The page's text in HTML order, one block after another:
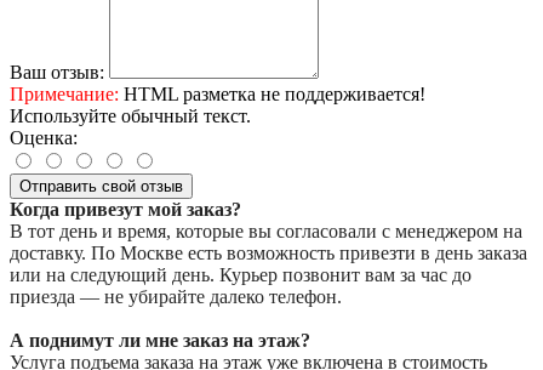
Ваш отзыв:
Примечание: HTML разметка не поддерживается!
Используйте обычный текст.
Оценка:
Отправить свой отзыв
Когда привезут мой заказ?
В тот день и время, которые вы согласовали с менеджером на
доставку. По Москве есть возможность привезти в день заказа
или на следующий день. Курьер позвонит вам за час до
приезда — не убирайте далеко телефон.
А поднимут ли мне заказ на этаж?
Услуга подъема заказа на этаж уже включена в стоимость